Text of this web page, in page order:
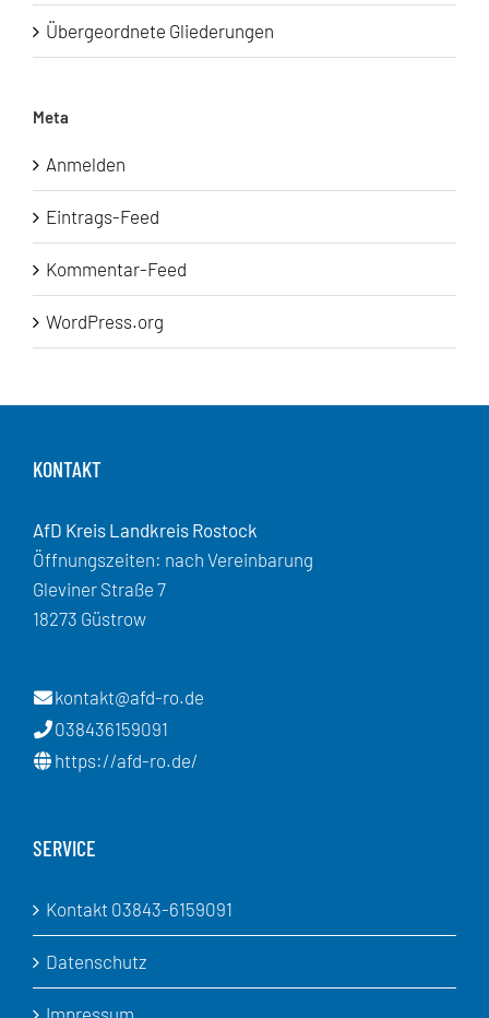
Übergeordnete Gliederungen
Meta
Anmelden
Eintrags-Feed
Kommentar-Feed
WordPress.org
KONTAKT
AfD Kreis Landkreis Rostock
Öffnungszeiten: nach Vereinbarung
Gleviner Straße 7
18273 Güstrow
kontakt@afd-ro.de
038436159091
https://afd-ro.de/
SERVICE
Kontakt 03843-6159091
Datenschutz
Impressum